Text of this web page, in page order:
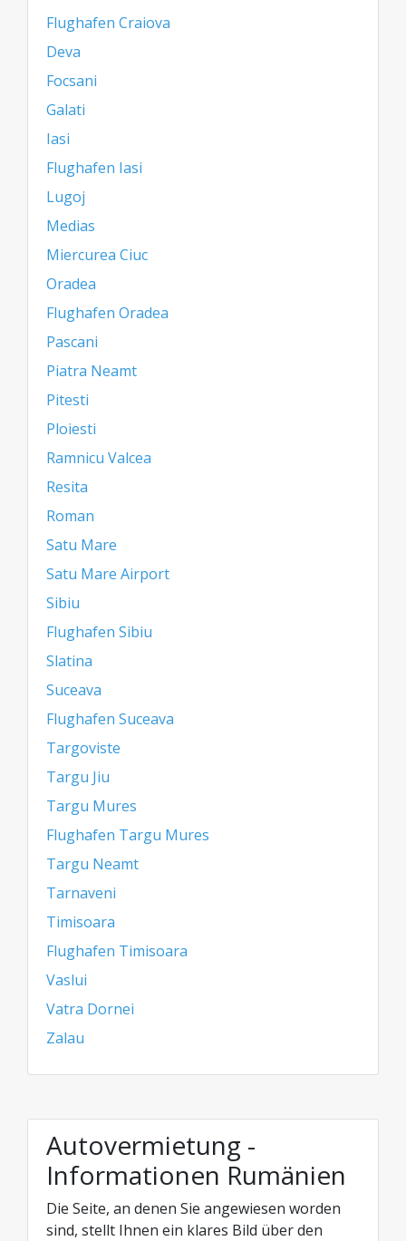
Flughafen Craiova
Deva
Focsani
Galati
Iasi
Flughafen Iasi
Lugoj
Medias
Miercurea Ciuc
Oradea
Flughafen Oradea
Pascani
Piatra Neamt
Pitesti
Ploiesti
Ramnicu Valcea
Resita
Roman
Satu Mare
Satu Mare Airport
Sibiu
Flughafen Sibiu
Slatina
Suceava
Flughafen Suceava
Targoviste
Targu Jiu
Targu Mures
Flughafen Targu Mures
Targu Neamt
Tarnaveni
Timisoara
Flughafen Timisoara
Vaslui
Vatra Dornei
Zalau
Autovermietung -
Informationen Rumänien
Die Seite, an denen Sie angewiesen worden
sind, stellt Ihnen ein klares Bild über den